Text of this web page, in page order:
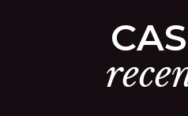
CAS
rece